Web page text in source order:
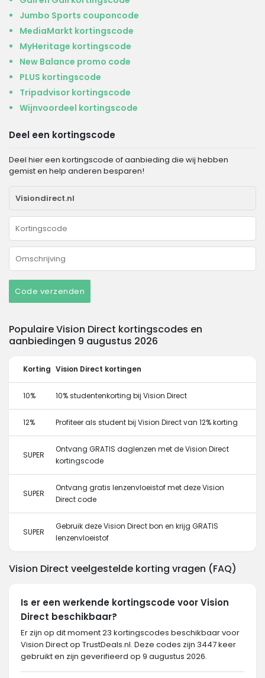
Jumbo Sports couponcode
MediaMarkt kortingscode
MyHeritage kortingscode
New Balance promo code
PLUS kortingscode
Tripadvisor kortingscode
Wijnvoordeel kortingscode
Deel een kortingscode
Deel hier een kortingscode of aanbieding die wij hebben
gemist en help anderen besparen!
Code verzenden
Populaire Vision Direct kortingscodes en
aanbiedingen 9 augustus 2026
Korting Vision Direct kortingen
10% 10% studentenkorting bij Vision Direct
12% Profiteer als student bij Vision Direct van 12% korting
SUPER
Ontvang GRATIS daglenzen met de Vision Direct
kortingscode
SUPER
Ontvang gratis lenzenvloeistof met deze Vision
Direct code
SUPER
Gebruik deze Vision Direct bon en krijg GRATIS
lenzenvloeistof
Vision Direct veelgestelde korting vragen (FAQ)
Is er een werkende kortingscode voor Vision
Direct beschikbaar?
Er zijn op dit moment 23 kortingscodes beschikbaar voor
Vision Direct op TrustDeals.nl. Deze codes zijn 3447 keer
gebruikt en zijn geverifieerd op 9 augustus 2026.